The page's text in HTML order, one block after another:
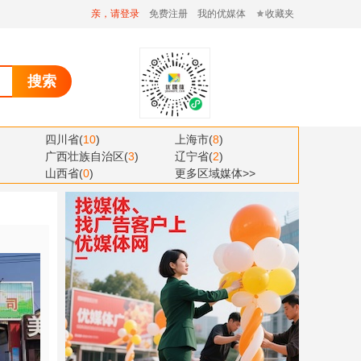
亲，请登录 免费注册 我的优媒体 收藏夹
搜索
四川省(10) 上海市(8)
广西壮族自治区(3) 辽宁省(2)
山西省(0) 更多区域媒体>>